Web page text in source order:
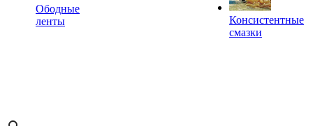
Ободные
ленты
Консистентные
смазки